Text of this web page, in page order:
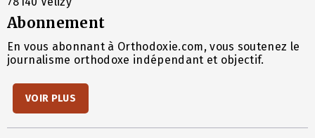
Abonnement
En vous abonnant à Orthodoxie.com, vous soutenez le
journalisme orthodoxe indépendant et objectif.
VOIR PLUS